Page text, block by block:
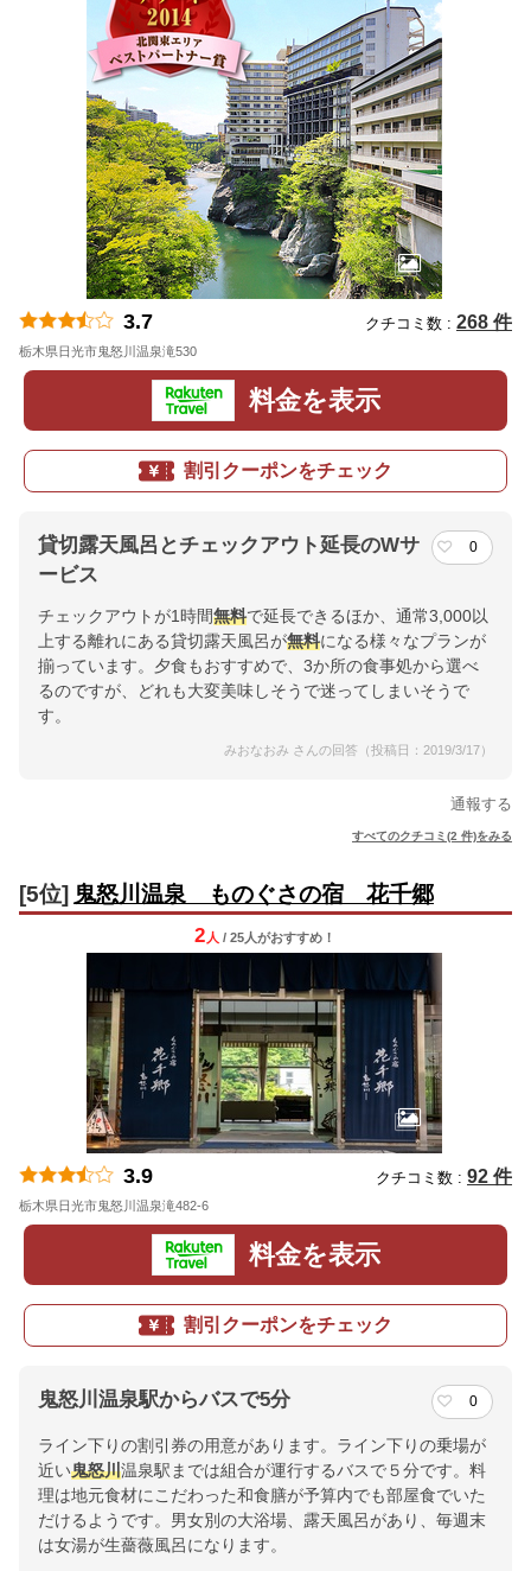
3.7 クチコミ数 : 268 件
栃木県日光市鬼怒川温泉滝530
料金を表示
割引クーポンをチェック
貸切露天風呂とチェックアウト延長のWサ
ービス
0
チェックアウトが1時間無料で延長できるほか、通常3,000以
上する離れにある貸切露天風呂が無料になる様々なプランが
揃っています。夕食もおすすめで、3か所の食事処から選べ
るのですが、どれも大変美味しそうで迷ってしまいそうで
す。
みおなおみ さんの回答（投稿日：2019/3/17）
通報する
すべてのクチコミ(2 件)をみる
[5位] 鬼怒川温泉 ものぐさの宿 花千郷
2 人 / 25人がおすすめ！
3.9 クチコミ数 : 92 件
栃木県日光市鬼怒川温泉滝482-6
料金を表示
割引クーポンをチェック
鬼怒川温泉駅からバスで5分 0
ライン下りの割引券の用意があります。ライン下りの乗場が
近い鬼怒川温泉駅までは組合が運行するバスで５分です。料
理は地元食材にこだわった和食膳が予算内でも部屋食でいた
だけるようです。男女別の大浴場、露天風呂があり、毎週末
は女湯が生薔薇風呂になります。